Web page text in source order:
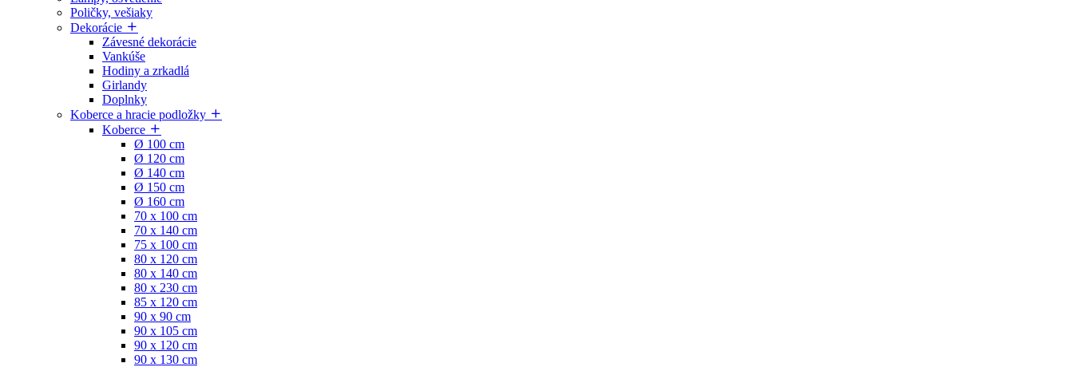
Poličky, vešiaky
Dekorácie
Závesné dekorácie
Vankúše
Hodiny a zrkadlá
Girlandy
Doplnky
Koberce a hracie podložky
Koberce
Ø 100 cm
Ø 120 cm
Ø 140 cm
Ø 150 cm
Ø 160 cm
70 x 100 cm
70 x 140 cm
75 x 100 cm
80 x 120 cm
80 x 140 cm
80 x 230 cm
85 x 120 cm
90 x 90 cm
90 x 105 cm
90 x 120 cm
90 x 130 cm